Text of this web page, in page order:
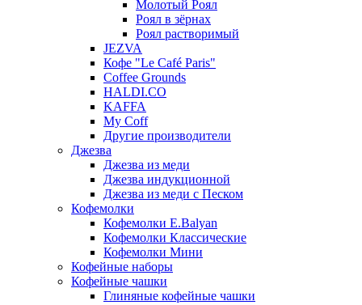
Молотый Роял
Роял в зёрнах
Роял растворимый
JEZVA
Кофе "Le Café Paris"
Coffee Grounds
HALDI.CO
KAFFA
My Coff
Другие производители
Джезва
Джезва из меди
Джезва индукционной
Джезва из меди с Песком
Кофемолки
Кофемолки E.Balyan
Кофемолки Классические
Кофемолки Мини
Кофейные наборы
Кофейные чашки
Глиняные кофейные чашки